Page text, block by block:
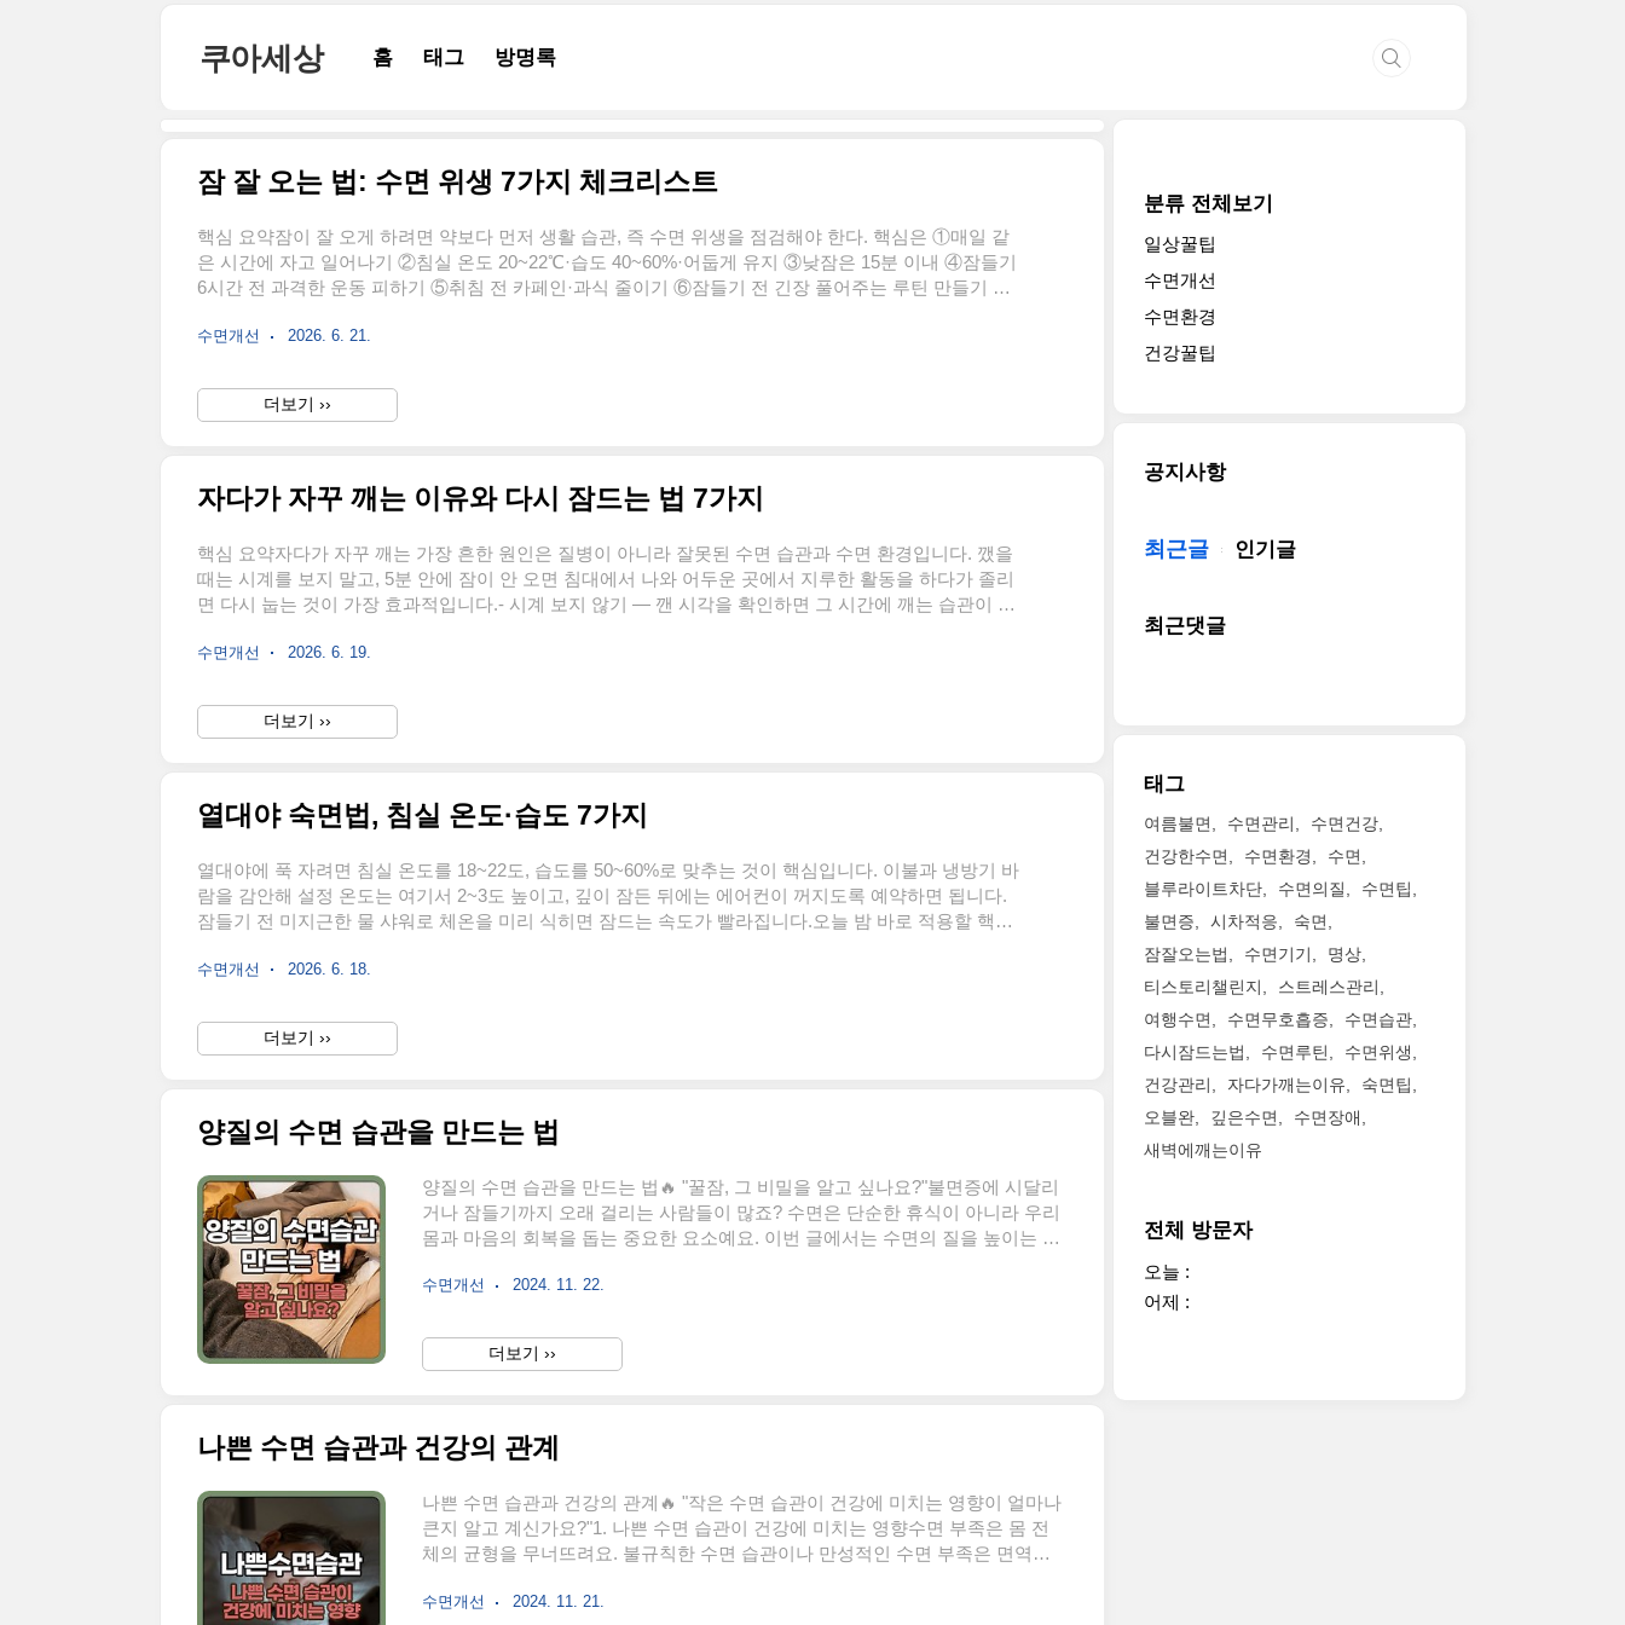
쿠아세상 홈 태그 방명록
잠 잘 오는 법: 수면 위생 7가지 체크리스트
핵심 요약잠이 잘 오게 하려면 약보다 먼저 생활 습관, 즉 수면 위생을 점검해야 한다. 핵심은 ①매일 같
은 시간에 자고 일어나기 ②침실 온도 20~22℃·습도 40~60%·어둡게 유지 ③낮잠은 15분 이내 ④잠들기
6시간 전 과격한 운동 피하기 ⑤취침 전 카페인·과식 줄이기 ⑥잠들기 전 긴장 풀어주는 루틴 만들기 ⑦
| 어두울수록 좋음 || 낮잠 | 15분 이내 || 운동 | 잠들기 6시간 전까지 || 기상·취침 | 매일 같은 시간 |수면 위
면의 질을 높이는 가장 ..
수면개선 2026. 6. 21.
더보기 ››
자다가 자꾸 깨는 이유와 다시 잠드는 법 7가지
핵심 요약자다가 자꾸 깨는 가장 흔한 원인은 질병이 아니라 잘못된 수면 습관과 수면 환경입니다. 깼을
때는 시계를 보지 말고, 5분 안에 잠이 안 오면 침대에서 나와 어두운 곳에서 지루한 활동을 하다가 졸리
면 다시 눕는 것이 가장 효과적입니다.- 시계 보지 않기 — 깬 시각을 확인하면 그 시간에 깨는 습관이 굳
오면 일어났다가 졸릴 때 재입면- 새벽 3~4시 반복 각성이 2주 이상 지속되면 전문의 상담중도각성(수면
번은 짧게 깨지만, 깼다는 사실조차 모르고 다시 잠들면 정상입니다. 문제..
수면개선 2026. 6. 19.
더보기 ››
열대야 숙면법, 침실 온도·습도 7가지
열대야에 푹 자려면 침실 온도를 18~22도, 습도를 50~60%로 맞추는 것이 핵심입니다. 이불과 냉방기 바
람을 감안해 설정 온도는 여기서 2~3도 높이고, 깊이 잠든 뒤에는 에어컨이 꺼지도록 예약하면 됩니다.
잠들기 전 미지근한 물 샤워로 체온을 미리 식히면 잠드는 속도가 빨라집니다.오늘 밤 바로 적용할 핵심
도, 취침 예약샤워자기 전 미지근한 물환기잠들기 전 맞바람으로 열기 배출발열 가전침실 밖으로 (PC·대
도 아래로 떨어지지 않는 무더운 밤을 말합니다(한국경제, 2015). 사람은 잠들면서 ..
수면개선 2026. 6. 18.
더보기 ››
양질의 수면 습관을 만드는 법
양질의 수면 습관을 만드는 법🔥 "꿀잠, 그 비밀을 알고 싶나요?"불면증에 시달리
거나 잠들기까지 오래 걸리는 사람들이 많죠? 수면은 단순한 휴식이 아니라 우리
몸과 마음의 회복을 돕는 중요한 요소예요. 이번 글에서는 수면의 질을 높이는 습
정한 수면 시간 유지같은 시간에 잠들고 일어나는 게 가장 중요해요. 불규칙한 수
지 않게 설정해 보세요.자연스러운 일출과 일몰 활용우리 몸은 빛에 민감하게 반
응하죠. 아침에는 햇빛을 충분히 받고, 밤에는 밝은 조명을 줄여서 뇌가 "이제 잘
수면개선 2024. 11. 22.
더보기 ››
나쁜 수면 습관과 건강의 관계
나쁜 수면 습관과 건강의 관계🔥 "작은 수면 습관이 건강에 미치는 영향이 얼마나
큰지 알고 계신가요?"1. 나쁜 수면 습관이 건강에 미치는 영향수면 부족은 몸 전
체의 균형을 무너뜨려요. 불규칙한 수면 습관이나 만성적인 수면 부족은 면역력
루 6시간 이하로 자는 사람들은 7시간 이상 자는 사람들에 비해 심장병 위험이
수면개선 2024. 11. 21.
분류 전체보기
일상꿀팁
수면개선
수면환경
건강꿀팁
공지사항
최근글 인기글
최근댓글
태그
여름불면 수면관리
수면건강
건강한수면
수면환경
수면
블루라이트차단
수면의질
수면팁
불면증
시차적응
숙면
잠잘오는법
수면기기
명상
티스토리챌린지
스트레스관리
여행수면
수면무호흡증
수면습관
다시잠드는법
수면루틴
수면위생
건강관리
자다가깨는이유
숙면팁
오블완
깊은수면
수면장애
새벽에깨는이유
전체 방문자
오늘 :
어제 :